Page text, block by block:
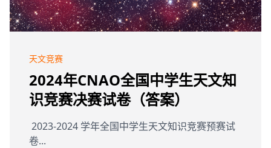
天文竞赛
2024年CNAO全国中学生天文知
识竞赛决赛试卷（答案）
2023-2024 学年全国中学生天文知识竞赛预赛试
卷...